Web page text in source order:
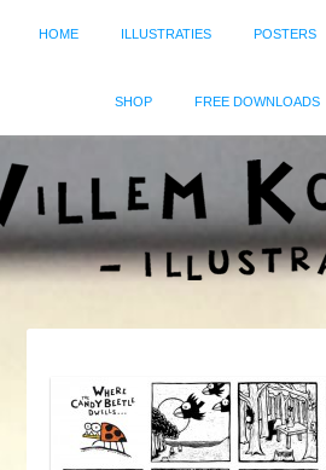
HOME ILLUSTRATIES POSTERS
SHOP FREE DOWNLOADS